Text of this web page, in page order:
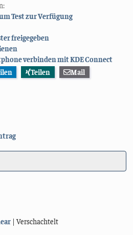
Test zur Verfügung
freigegeben
verbinden mit KDE Connect
Teilen
Mail
| Verschachtelt